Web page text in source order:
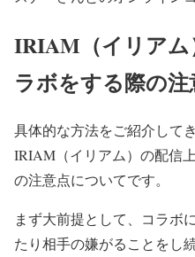
IRIAM（イリア
ラボをする際の注
具体的な方法をご紹介して
IRIAM（イリアム）の配信
の注意点についてです。
まず大前提として、コラボ
たり相手の嫌がることをし